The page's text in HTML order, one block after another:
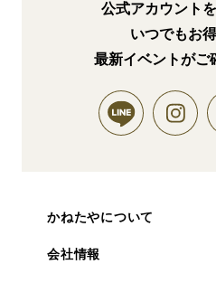
公式アカウント
いつでもお
最新イベントがご
かねたやについて
会社情報